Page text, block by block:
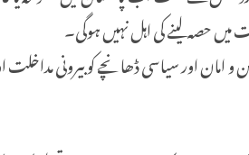
میں حصہ لینے کی اہل نہیں ہوگی۔
اور سیاسی ڈھانچے کو بیرونی مداخلت